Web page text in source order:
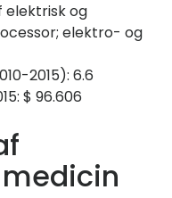
elektrisk og
elektro- og
2015): 6.6
$ 96.606